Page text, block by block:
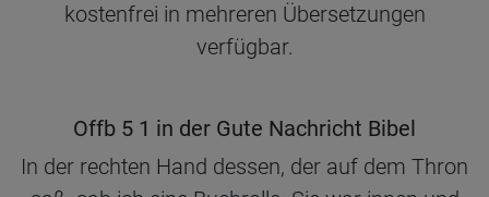
kostenfrei in mehreren Übersetzungen
verfügbar.
Offb 5 1 in der Gute Nachricht Bibel
In der rechten Hand dessen, der auf dem Thron